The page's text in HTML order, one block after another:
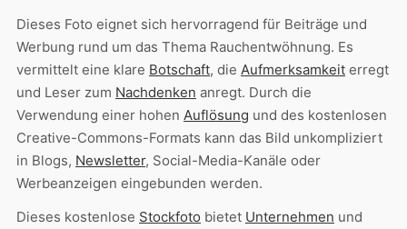
Dieses Foto eignet sich hervorragend für Beiträge und
Werbung rund um das Thema Rauchentwöhnung. Es
vermittelt eine klare Botschaft, die Aufmerksamkeit erregt
und Leser zum Nachdenken anregt. Durch die
Verwendung einer hohen Auflösung und des kostenlosen
Creative-Commons-Formats kann das Bild unkompliziert
in Blogs, Newsletter, Social-Media-Kanäle oder
Werbeanzeigen eingebunden werden.
Dieses kostenlose Stockfoto bietet Unternehmen und